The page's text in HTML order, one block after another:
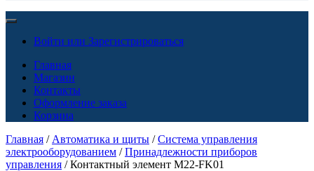
Войти или Зарегистрироваться
Главная
Магазин
Контакты
Оформление заказа
Корзина
Главная / Автоматика и щиты /Система управления
электрооборудованием /Принадлежности приборов
управления / Контактный элемент M22-FK01